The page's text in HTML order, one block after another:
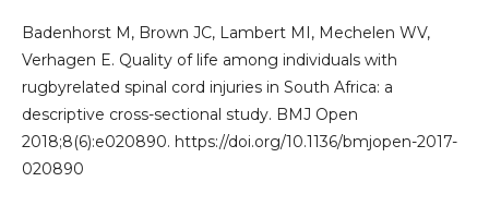
Badenhorst M, Brown JC, Lambert MI, Mechelen WV,
Verhagen E. Quality of life among individuals with
rugbyrelated spinal cord injuries in South Africa: a
descriptive cross-sectional study. BMJ Open
2018;8(6):e020890. https://doi.org/10.1136/bmjopen-2017-
020890